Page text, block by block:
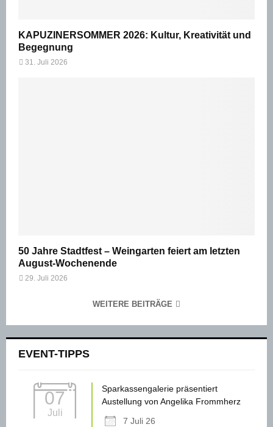
KAPUZINERSOMMER 2026: Kultur, Kreativität und
Begegnung
31. Juli 2026
50 Jahre Stadtfest – Weingarten feiert am letzten
August-Wochenende
29. Juli 2026
WEITERE BEITRÄGE
EVENT-TIPPS
07
Juli
Sparkassengalerie präsentiert
Austellung von Angelika Frommherz
7 Juli 26